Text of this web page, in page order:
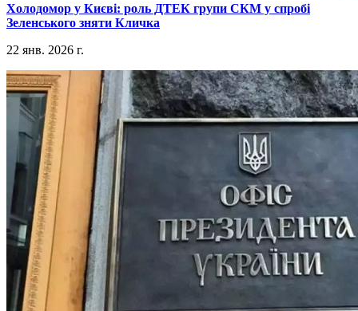
​Холодомор у Києві: роль ДТЕК групи СКМ у спробі
Зеленського зняти Кличка
22 янв. 2026 г.